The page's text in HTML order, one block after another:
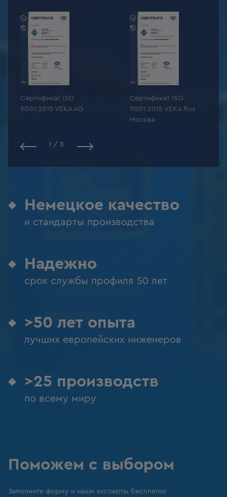
Сертификат ISO
9001:2015 VEKA AG
Сертификат ISO
9001:2015 VEKA Rus
Москва
1 / 3
Немецкое качество
и стандарты производства
Надежно
срок службы профиля 50 лет
>50 лет опыта
лучших европейских инженеров
>25 производств
по всему миру
Поможем с выбором
Заполните форму и наши эксперты бесплатно